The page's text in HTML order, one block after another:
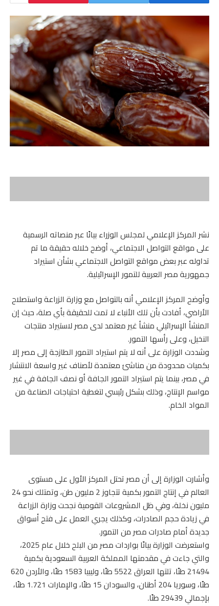
نشر المركز الإعلامي لمجلس الوزراء بيانًا عبر منصاته الرسمية
على مواقع التواصل الاجتماعي، أوضح خلاله حقيقة ما تم
تداوله عبر بعض مواقع التواصل الاجتماعي بشأن استيراد
جمهورية مصر العربية للتمور الإسرائيلية.
وأوضح المركز الإعلامي أنه بالتواصل مع وزارة الزراعة واستصلاح
الأراضي، أفادت بأن تلك الأنباء لا تمت للحقيقة بأي صلة، حيث إن
المنشأ الإسرائيلي منشأ غير معتمد لدى مصر لاستيراد منتجات
النخيل، وعلى رأسها التمور.
وشددت الوزارة على أنه لا يتم استيراد التمور الطازجة إلى مصر إلا
بكميات محدودة من مناشئ معتمدة لأصناف غير واسعة الانتشار
في مصر، بينما يتم استيراد التمور الجافة أو نصف الجافة في غير
مواسم الإنتاج، وذلك بشكل رئيسي لتغطية احتياجات الصناعة من
المواد الخام.
وأشارت الوزارة إلى أن مصر تحتل المركز الأول على مستوى
العالم في إنتاج التمور بكمية تتجاوز 2 مليون طن، وتمتلك نحو 24
مليون نخلة، وفي ظل المشروعات القومية نجحت وزارة الزراعة
في زيادة حجم الصادرات، وكذلك يجري العمل على فتح أسواق
جديدة أمام صادرات مصر من التمور.
واستعرضت الوزارة بيانًا بواردات مصر من البلح خلال عام 2025،
والتي جاءت في مقدمتها المملكة العربية السعودية بكمية
21494 طنًا، تلتها العراق 5522 طنًا، وليبيا 1583 طنًا، والأردن 620
طنًا، وسوريا 204 أطنان، والسودان 15 طنًا، والإمارات 1.721 طنًا،
بإجمالي 29439 طنًا.